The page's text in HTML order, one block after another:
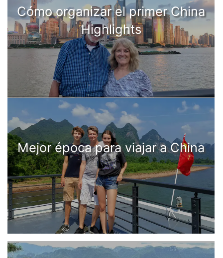
Cómo organizar el primer China
Highlights
Mejor época para viajar a China